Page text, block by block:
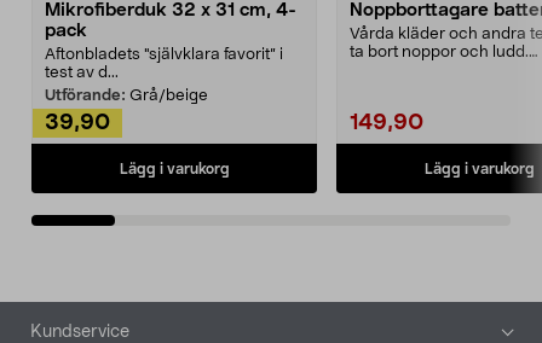
Mikrofiberduk 32 x 31 cm, 4-
pack
Aftonbladets "självklara favorit” i
test av d...
Utförande: Grå/beige
39,90
Lägg i varukorg
Noppborttagare
Vårda kläder och andra
ta bort noppor och ludd.
149,90
Lägg i varukorg
Sidfot
Kundservice